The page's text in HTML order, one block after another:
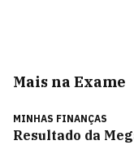
Mais na Exame
MINHAS FINANÇAS
Resultado da